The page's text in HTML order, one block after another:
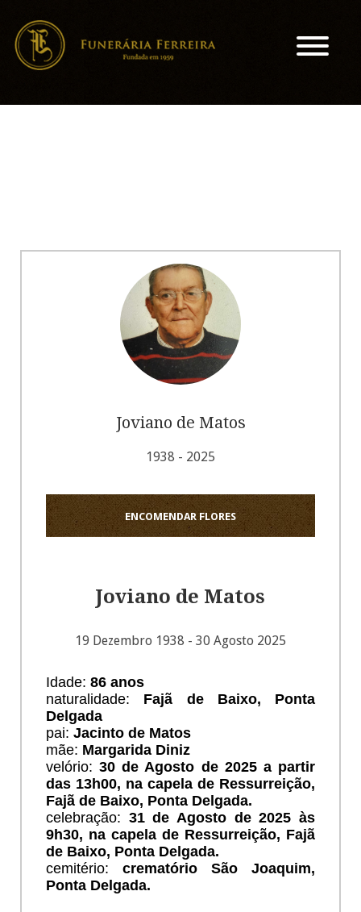
Joviano de Matos
1938 - 2025
ENCOMENDAR FLORES
Joviano de Matos
19 Dezembro 1938 - 30 Agosto 2025
Idade: 86 anos
naturalidade: Fajã de Baixo, Ponta
Delgada
pai: Jacinto de Matos
mãe: Margarida Diniz
velório: 30 de Agosto de 2025 a partir
das 13h00, na capela de Ressurreição,
Fajã de Baixo, Ponta Delgada.
celebração: 31 de Agosto de 2025 às
9h30, na capela de Ressurreição, Fajã
de Baixo, Ponta Delgada.
cemitério: crematório São Joaquim,
Ponta Delgada.